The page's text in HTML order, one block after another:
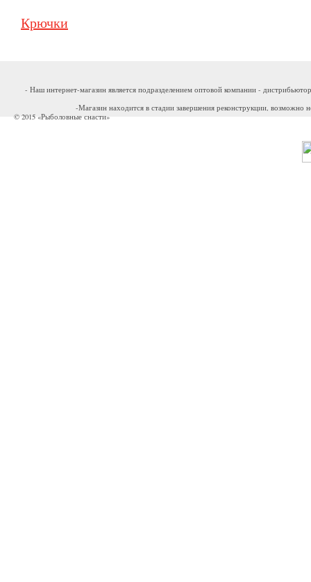
Крючки
- Наш интернет-магазин является подразделением оптовой компании -
-Магазин находится в стадии завершения реконструкции, возможно
© 2015 «Рыболовные снасти»